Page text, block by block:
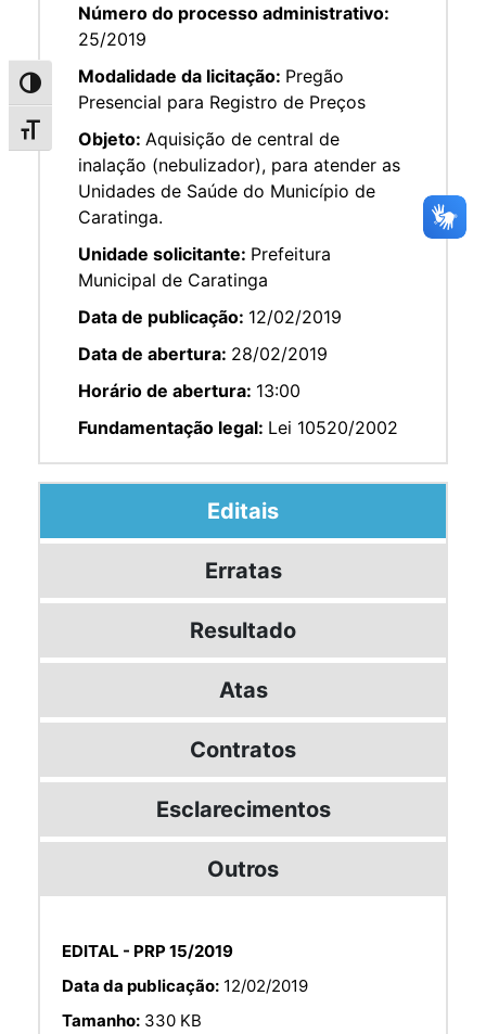
Alternar alto contraste
Alternar tamanho da fonte
Número do processo administrativo:
25/2019
Modalidade da licitação: Pregão
Presencial para Registro de Preços
Objeto: Aquisição de central de
inalação (nebulizador), para atender as
Unidades de Saúde do Município de
Caratinga.
Unidade solicitante: Prefeitura
Municipal de Caratinga
Data de publicação: 12/02/2019
Data de abertura: 28/02/2019
Horário de abertura: 13:00
Fundamentação legal: Lei 10520/2002
Editais
Erratas
Resultado
Atas
Contratos
Esclarecimentos
Outros
EDITAL - PRP 15/2019
Data da publicação: 12/02/2019
Tamanho: 330 KB